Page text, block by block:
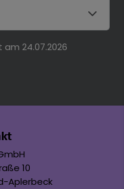
24.07.2026
Öffnungszeiten
10
Aplerbeck